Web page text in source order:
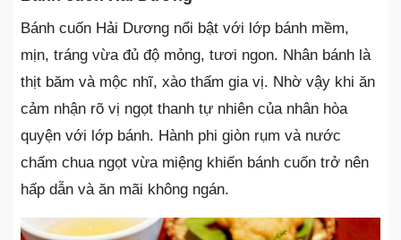
Bánh cuốn Hải Dương nổi bật với lớp bánh mềm,
mịn, tráng vừa đủ độ mỏng, tươi ngon. Nhân bánh là
thịt băm và mộc nhĩ, xào thấm gia vị. Nhờ vậy khi ăn
cảm nhận rõ vị ngọt thanh tự nhiên của nhân hòa
quyện với lớp bánh. Hành phi giòn rụm và nước
chấm chua ngọt vừa miệng khiến bánh cuốn trở nên
hấp dẫn và ăn mãi không ngán.